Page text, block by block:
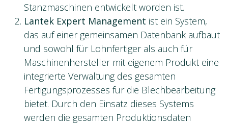
Stanzmaschinen entwickelt worden ist.
Lantek Expert Management ist ein System,
das auf einer gemeinsamen Datenbank aufbaut
und sowohl für Lohnfertiger als auch für
Maschinenhersteller mit eigenem Produkt eine
integrierte Verwaltung des gesamten
Fertigungsprozesses für die Blechbearbeitung
bietet. Durch den Einsatz dieses Systems
werden die gesamten Produktionsdaten